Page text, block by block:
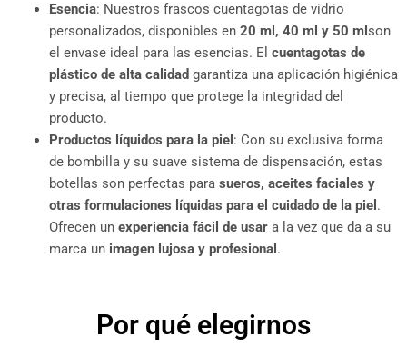
Esencia: Nuestros frascos cuentagotas de vidrio
personalizados, disponibles en 20 ml, 40 ml y 50 ml son
el envase ideal para las esencias. El cuentagotas de
plástico de alta calidad garantiza una aplicación higiénica
y precisa, al tiempo que protege la integridad del
producto.
Productos líquidos para la piel : Con su exclusiva forma
de bombilla y su suave sistema de dispensación, estas
botellas son perfectas para sueros, aceites faciales y
otras formulaciones líquidas para el cuidado de la piel .
Ofrecen un experiencia fácil de usara la vez que da a su
marca un imagen lujosa y profesional .
Por qué elegirnos